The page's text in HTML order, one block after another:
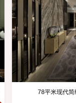
78平米现代